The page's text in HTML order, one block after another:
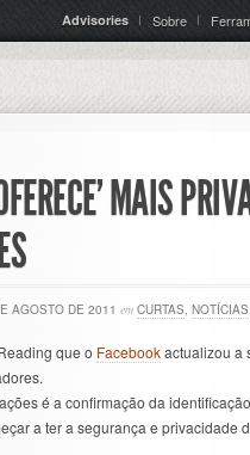
Advisories Sobre
MAIS
AGOSTO DE 2011 em CURTAS, NOTÍCIAS
que o Facebookactualizou a
é a confirmação da
a ter a segurança e privacidade